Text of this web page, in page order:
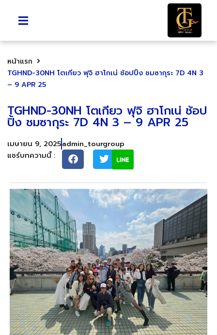
หน้าแรก
TGHND-30NH โตเกียว ฟุจิ ฮาโกเน่ ช้อปปิ้ง ชมซากุระ 7D 4N 3
– 9 APR 25
TGHND-30NH โตเกียว ฟุจิ ฮาโกเน่ ช้อป
ปิ้ง ชมซากุระ 7D 4N 3 – 9 APR 25
เมษายน 9, 2025admin_tourgroup
แชร์บทความนี้ :